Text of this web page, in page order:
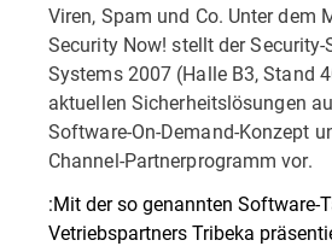
Viren, Spam und Co. Unter dem
Security Now! stellt der
Systems 2007 (Halle B3, Stand
aktuellen Sicherheitslösungen
Software-On-Demand-Konzept
Channel-Partnerprogramm vor.
:Mit der so genannten Software-
Vetriebspartners Tribeka